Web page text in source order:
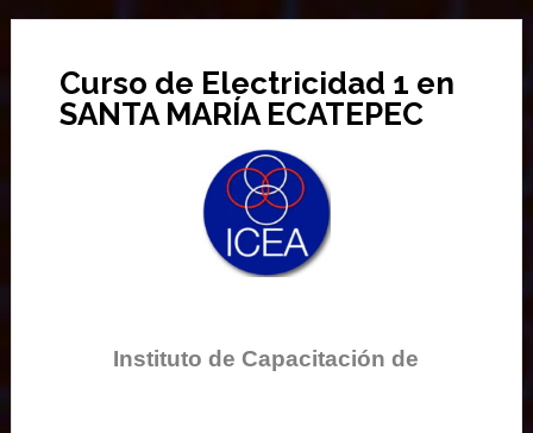
Curso de Electricidad 1 en
SANTA MARÍA ECATEPEC
Instituto de Capacitación de